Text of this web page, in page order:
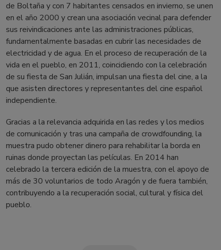
de Boltaña y con 7 habitantes censados en invierno, se unen
en el año 2000 y crean una asociación vecinal para defender
sus reivindicaciones ante las administraciones públicas,
fundamentalmente basadas en cubrir las necesidades de
electricidad y de agua. En el proceso de recuperación de la
vida en el pueblo, en 2011, coincidiendo con la celebración
de su fiesta de San Julián, impulsan una fiesta del cine, a la
que asisten directores y representantes del cine español
independiente.
Gracias a la relevancia adquirida en las redes y los medios
de comunicación y tras una campaña de crowdfounding, la
muestra pudo obtener dinero para rehabilitar la borda en
ruinas donde proyectan las películas. En 2014 han
celebrado la tercera edición de la muestra, con el apoyo de
más de 30 voluntarios de todo Aragón y de fuera también,
contribuyendo a la recuperación social, cultural y física del
pueblo.